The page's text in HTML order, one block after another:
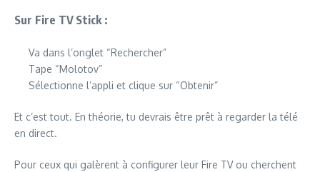
Sur Fire TV Stick :
Va dans l’onglet “Rechercher”
Tape “Molotov”
Sélectionne l’appli et clique sur “Obtenir”
Et c’est tout. En théorie, tu devrais être prêt à regarder la télé
en direct.
Pour ceux qui galèrent à configurer leur Fire TV ou cherchent